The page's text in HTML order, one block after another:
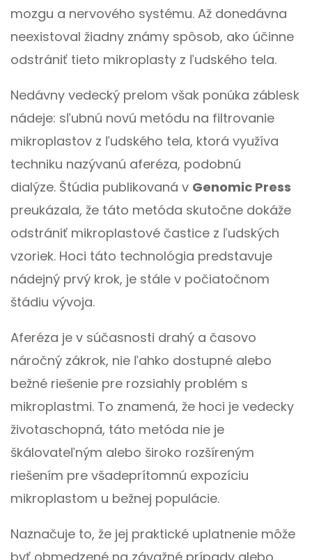
mozgu a nervového systému. Až donedávna
neexistoval žiadny známy spôsob, ako účinne
odstrániť tieto mikroplasty z ľudského tela.
Nedávny vedecký prelom však ponúka záblesk
nádeje: sľubnú novú metódu na filtrovanie
mikroplastov z ľudského tela, ktorá využíva
techniku nazývanú aferéza, podobnú
dialýze. Štúdia publikovaná v Genomic Press
preukázala, že táto metóda skutočne dokáže
odstrániť mikroplastové častice z ľudských
vzoriek. Hoci táto technológia predstavuje
nádejný prvý krok, je stále v počiatočnom
štádiu vývoja.
Aferéza je v súčasnosti drahý a časovo
náročný zákrok, nie ľahko dostupné alebo
bežné riešenie pre rozsiahly problém s
mikroplastmi. To znamená, že hoci je vedecky
životaschopná, táto metóda nie je
škálovateľným alebo široko rozšíreným
riešením pre všadeprítomnú expozíciu
mikroplastom u bežnej populácie.
Naznačuje to, že jej praktické uplatnenie môže